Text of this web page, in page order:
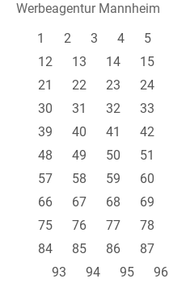
Werbeagentur Mannheim
1
2 3 4 5
12
13 14 15
21
22 23 24
30
31 32 33
39
40 41 42
48
49 50 51
57
58 59 60
66
67 68 69
75
76 77 78
84
85 86 87
93
94 95 96